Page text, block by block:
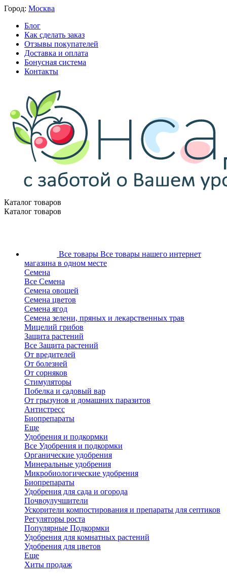
Город: Москва
Блог
Как сделать заказ
Отзывы покупателей
Доставка и оплата
Бонусная система
Контакты
Каталог товаров
Каталог товаров
Все товары Все товары нашего интернет
магазина в одном месте
Семена
Все Семена
Семена овощей
Семена цветов
Семена ягод
Семена зелени, пряных и лекарственных трав
Мицелий грибов
Защита растений
Все Защита растений
От вредителей
От болезней
От сорняков
Стимуляторы
Побелка и садовый вар
От грызунов и домашних паразитов
Антистресс
Биопрепараты
Еще
Удобрения и подкормки
Все Удобрения и подкормки
Органические удобрения
Минеральные удобрения
Микробиологические удобрения
Биопрепараты
Удобрения для сада и огорода
Почвоулучшители
Ускорители компостирования и препараты для септиков
Регуляторы роста
Популярные Подкормки
Удобрения для комнатных растений
Удобрения для цветов
Еще
Хиты продаж